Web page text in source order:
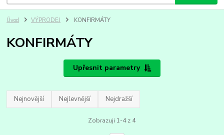
Úvod VÝPRODEJ KONFIRMÁTY
KONFIRMÁTY
Upřesnit parametry
Nejnovější Nejlevnější Nejdražší
Zobrazuji 1-4 z 4